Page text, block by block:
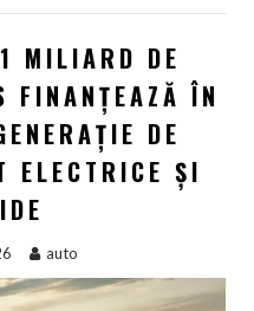
MILIARD DE
FINANȚEAZĂ ÎN
DE
ELECTRICE ȘI
auto